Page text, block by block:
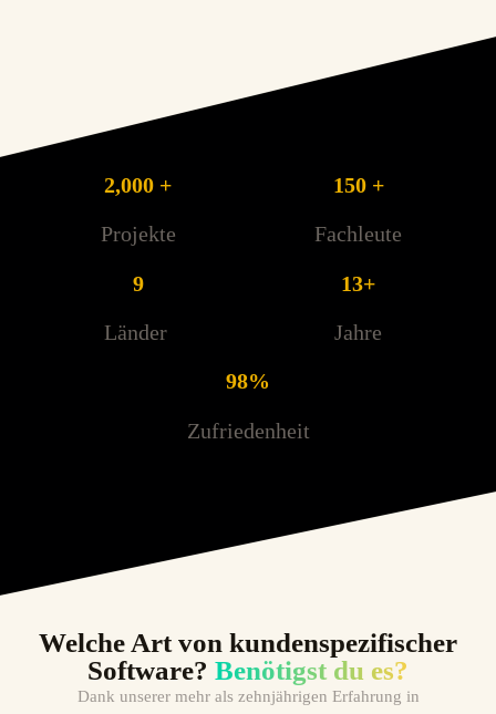
2,000 +
Projekte
150 +
Fachleute
9
Länder
13+
Jahre
98%
Zufriedenheit
Welche Art von kundenspezifischer
Software? Benötigst du es?
Dank unserer mehr als zehnjährigen Erfahrung in